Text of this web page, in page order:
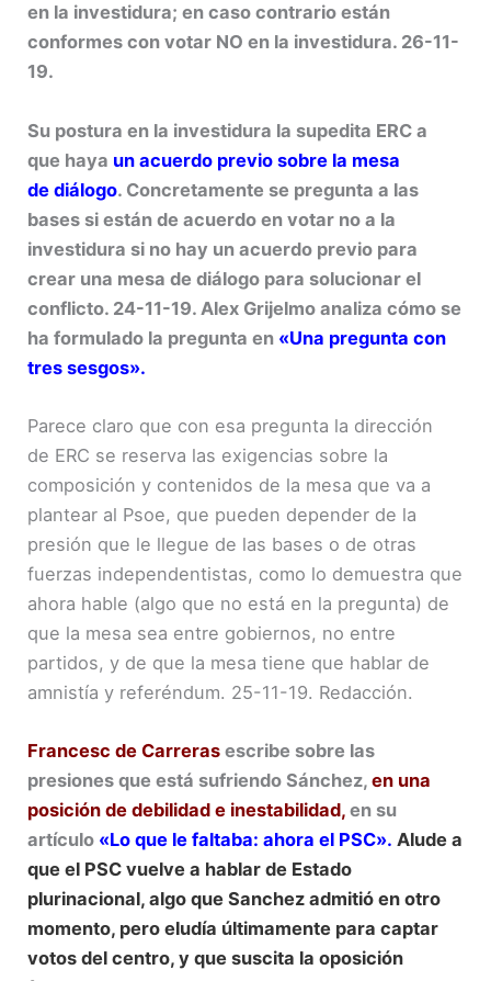
en la investidura; en caso contrario están
conformes con votar NO en la investidura. 26-11-
19.
Su postura en la investidura la supedita ERC a
que haya un acuerdo previo sobre la mesa
de diálogo. Concretamente se pregunta a las
bases si están de acuerdo en votar no a la
investidura si no hay un acuerdo previo para
crear una mesa de diálogo para solucionar el
conflicto. 24-11-19. Alex Grijelmo analiza cómo se
ha formulado la pregunta en «Una pregunta con
tres sesgos».
Parece claro que con esa pregunta la dirección
de ERC se reserva las exigencias sobre la
composición y contenidos de la mesa que va a
plantear al Psoe, que pueden depender de la
presión que le llegue de las bases o de otras
fuerzas independentistas, como lo demuestra que
ahora hable (algo que no está en la pregunta) de
que la mesa sea entre gobiernos, no entre
partidos, y de que la mesa tiene que hablar de
amnistía y referéndum. 25-11-19. Redacción.
Francesc de Carrerasescribe sobre las
presiones que está sufriendo Sánchez, en una
posición de debilidad e inestabilidad,en su
artículo «Lo que le faltaba: ahora el PSC». Alude a
que el PSC vuelve a hablar de Estado
plurinacional, algo que Sanchez admitió en otro
momento, pero eludía últimamente para captar
votos del centro, y que suscita la oposición